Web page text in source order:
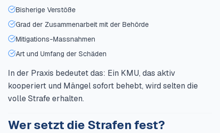
Bisherige Verstöße
Grad der Zusammenarbeit mit der Behörde
Mitigations-Massnahmen
Art und Umfang der Schäden
In der Praxis bedeutet das: Ein KMU, das aktiv
kooperiert und Mängel sofort behebt, wird selten die
volle Strafe erhalten.
Wer setzt die Strafen fest?